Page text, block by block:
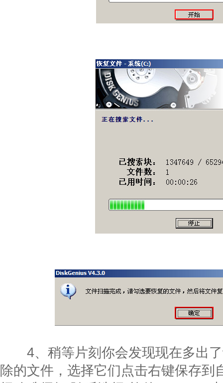
4、稍等片刻你会发现现在多出了
除的文件，选择它们点击右键保存到